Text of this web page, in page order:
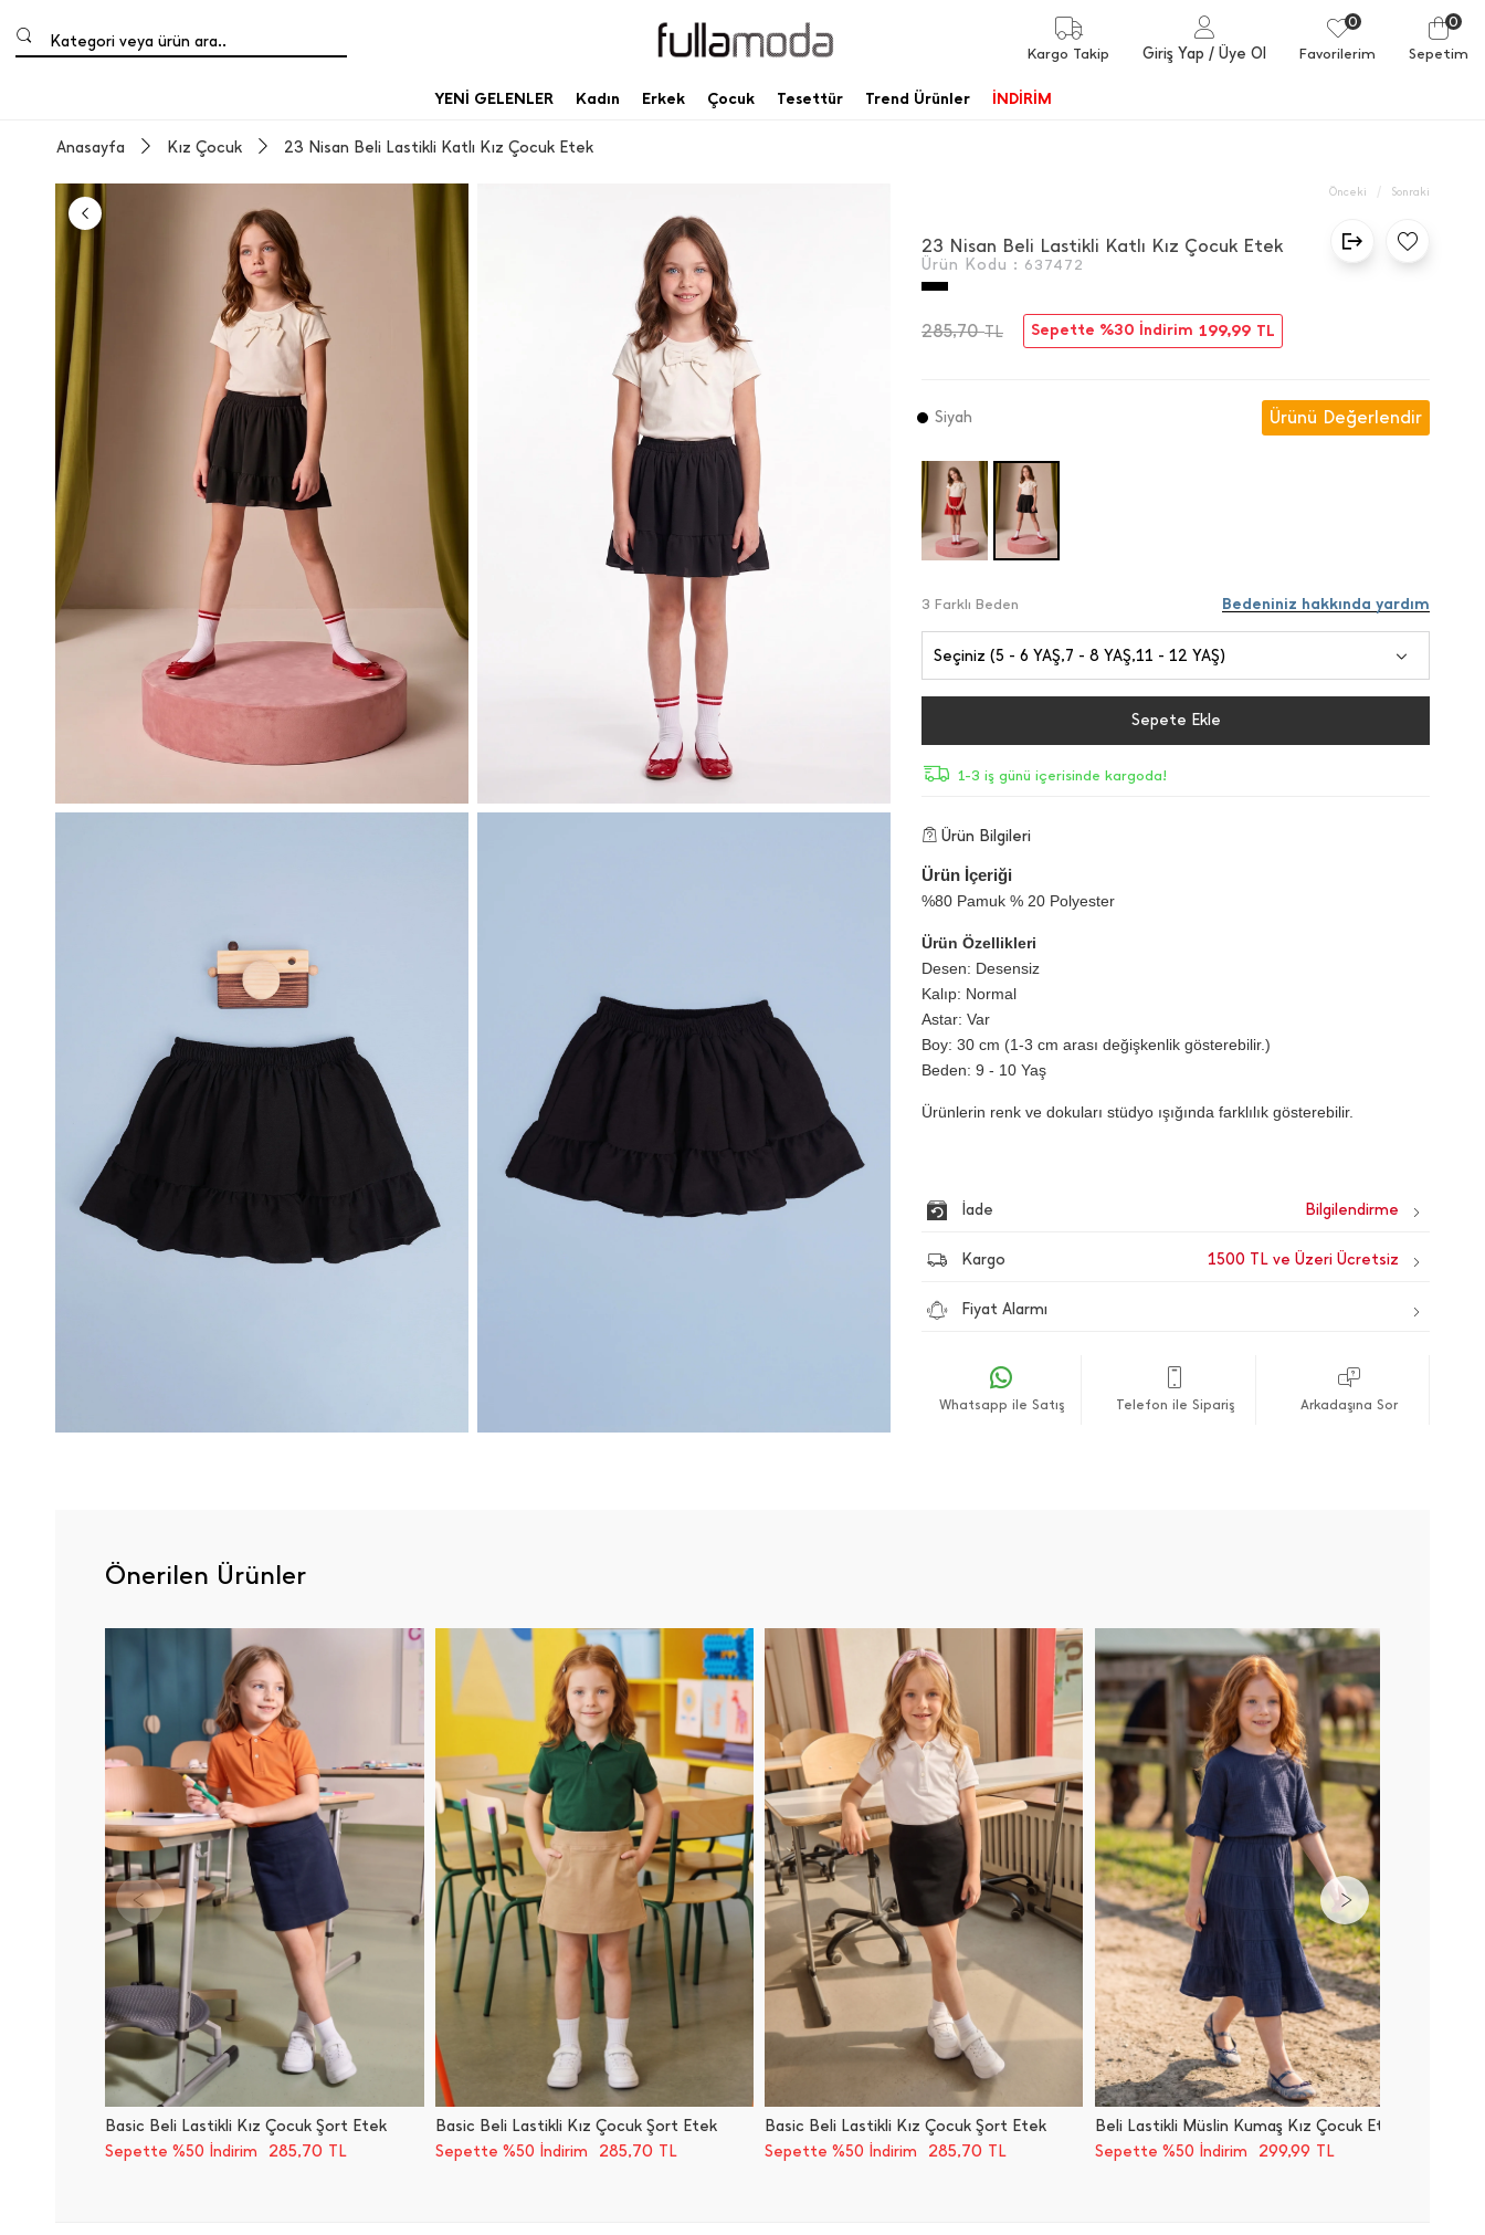
Kategori veya ürün ara..
Kargo Takip Giriş Yap / Üye Ol
0
Favorilerim
0
Sepetim
YENİ GELENLER Kadın Erkek Çocuk Tesettür Trend Ürünler İNDİRİM
23 Nisan Beli Lastikli Katlı Kız Çocuk Etek
Kız Çocuk
Anasayfa
Önceki / Sonraki
23 Nisan Beli Lastikli Katlı Kız Çocuk Etek
Ürün Kodu : 637472
285,70TL Sepette %30 İndirim 199,99 TL
Siyah Ürünü Değerlendir
3 Farklı Beden Bedeniniz hakkında yardım
Seçiniz (5 - 6 YAŞ,7 - 8 YAŞ,11 - 12 YAŞ)
Sepete Ekle
1-3 iş günü içerisinde kargoda!
Ürün Bilgileri
Ürün İçeriği
%80 Pamuk % 20 Polyester
Ürün Özellikleri
Desen: Desensiz
Kalıp: Normal
Astar: Var
Boy: 30 cm (1-3 cm arası değişkenlik gösterebilir.)
Beden: 9 - 10 Yaş
Ürünlerin renk ve dokuları stüdyo ışığında farklılık gösterebilir.
İade
Kargo 1500 TL ve Üzeri Ücretsiz
Fiyat Alarmı
Whatsapp ile Satış Telefon ile Sipariş Arkadaşına Sor
Önerilen Ürünler
Basic Beli Lastikli Kız Çocuk Şort Etek
Sepette %50 İndirim
285,70 TL
Basic Beli Lastikli Kız Çocuk Şort Etek
Sepette %50 İndirim
285,70 TL
Basic Beli Lastikli Kız Çocuk Şort Etek
Sepette %50 İndirim
285,70 TL
Beli Lastikli Müslin Kumaş Kız Çocuk Etek
Sepette %50 İndirim
299,99 TL